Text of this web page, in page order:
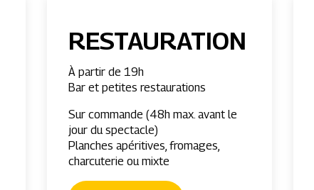
RESTAURATION
À partir de 19h
Bar et petites restaurations
Sur commande (48h max. avant le
jour du spectacle)
Planches apéritives, fromages,
charcuterie ou mixte